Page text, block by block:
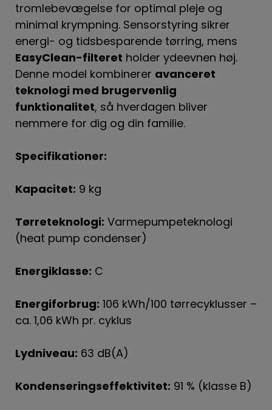
tromlebevægelse for optimal pleje og
minimal krympning. Sensorstyring sikrer
energi- og tidsbesparende tørring, mens
EasyClean-filteret holder ydeevnen høj.
Denne model kombinerer avanceret
teknologi med brugervenlig
funktionalitet, så hverdagen bliver
nemmere for dig og din familie.
Specifikationer:
Kapacitet: 9 kg
Tørreteknologi: Varmepumpeteknologi
(heat pump condenser)
Energiklasse: C
Energiforbrug: 106 kWh/100 tørrecyklusser –
ca. 1,06 kWh pr. cyklus
Lydniveau: 63 dB(A)
Kondenseringseffektivitet: 91 % (klasse B)